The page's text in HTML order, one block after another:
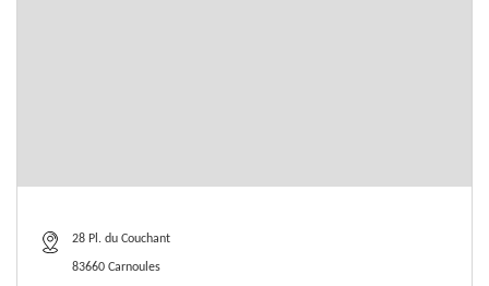
28 Pl. du Couchant
83660 Carnoules